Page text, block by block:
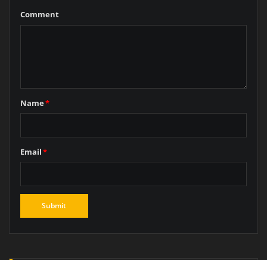
Comment
Name*
Email*